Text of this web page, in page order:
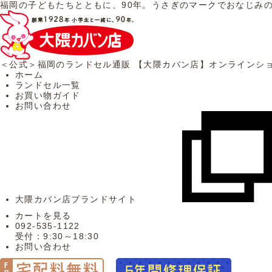
福岡の子どもたちとともに、90年。うさぎのマークでおなじみ
＜公式＞福岡のランドセル通販 【大隈カバン店】オンラインシ
ホーム
ランドセル一覧
お買い物ガイド
お問い合わせ
大隈カバン店ブランドサイト
カートを見る
092-535-1122
受付：9:30～18:30
お問い合わせ